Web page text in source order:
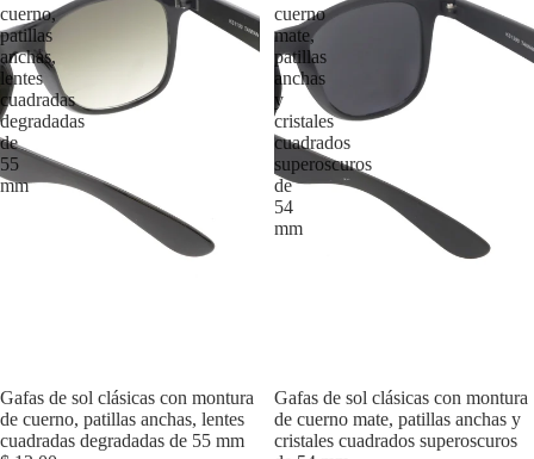
cuerno,
patillas
anchas,
lentes
cuadradas
degradadas
de
55
mm
Agotado
Gafas de sol clásicas con montura
de cuerno, patillas anchas, lentes
cuadradas degradadas de 55 mm
cuerno
mate,
patillas
anchas
y
cristales
cuadrados
superoscuros
de
54
mm
Agotado
Gafas de sol clásicas con montura
de cuerno mate, patillas anchas y
cristales cuadrados superoscuros